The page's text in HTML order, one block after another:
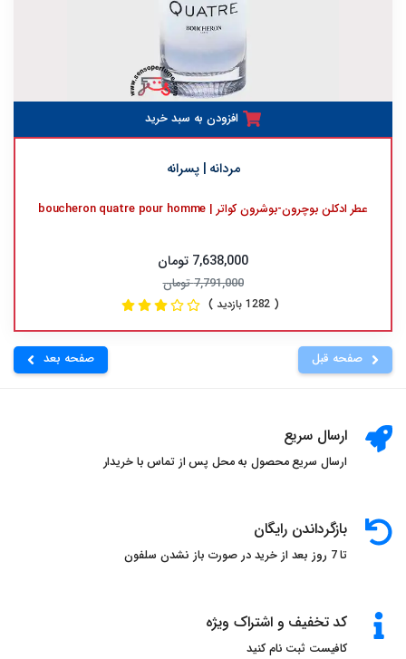
افزودن به سبد خرید
مردانه | پسرانه
عطر ادکلن بوچرون-بوشرون کواتر | boucheron quatre pour homme
7,638,000 تومان
7,791,000 تومان
( 1282 بازدید )
صفحه قبل صفحه بعد
ارسال سریع
ارسال سریع محصول به محل پس از تماس با خریدار
بازگرداندن رایگان
تا 7 روز بعد از خرید در صورت باز نشدن سلفون
کد تخفیف و اشتراک ویژه
کافیست ثبت نام کنید